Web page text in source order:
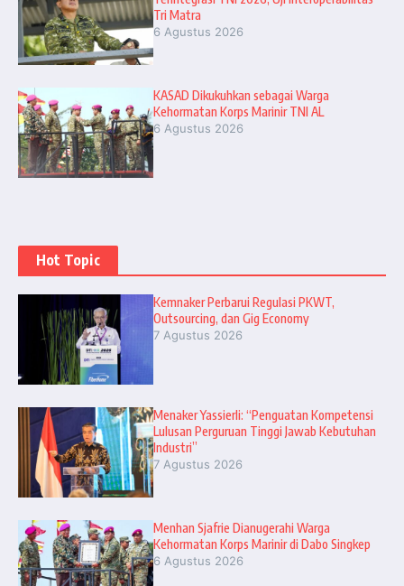
Tri Matra
6 Agustus 2026
KASAD Dikukuhkan sebagai Warga
Kehormatan Korps Marinir TNI AL
6 Agustus 2026
Hot Topic
Kemnaker Perbarui Regulasi PKWT,
Outsourcing, dan Gig Economy
7 Agustus 2026
Menaker Yassierli: “Penguatan Kompetensi
Lulusan Perguruan Tinggi Jawab Kebutuhan
Industri”
7 Agustus 2026
Menhan Sjafrie Dianugerahi Warga
Kehormatan Korps Marinir di Dabo Singkep
6 Agustus 2026